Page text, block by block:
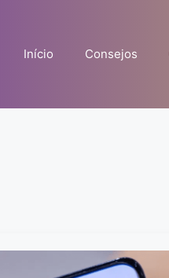
Início Consejos